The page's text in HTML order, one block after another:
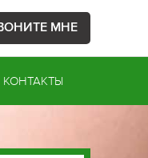
МНЕ
КОНТАКТЫ